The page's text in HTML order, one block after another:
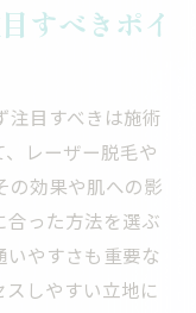
？
ーしよう
ついて
スタイルの変
のデメリット
失敗しない選
すべきポイ
注目すべきは施術
レーザー脱毛や
の効果や肌への影
合った方法を選ぶ
いやすさも重要な
しやすい立地に